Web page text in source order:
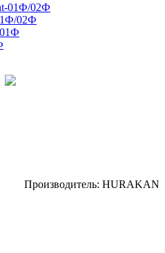
01Ф/02Ф
02Ф
Производитель: HURAKAN